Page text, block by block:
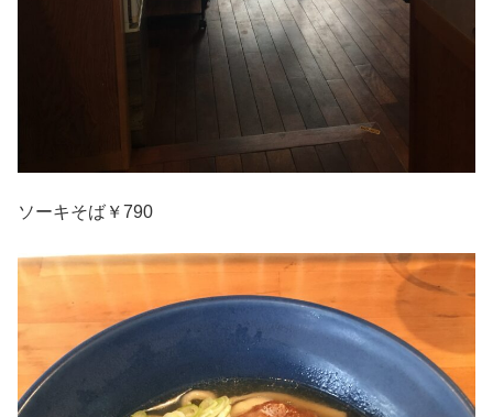
ソーキそば￥790